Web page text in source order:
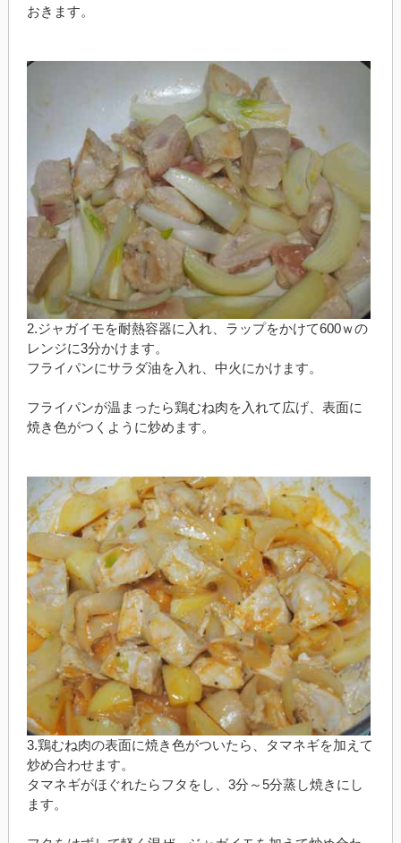
おきます。
2.ジャガイモを耐熱容器に入れ、ラップをかけて600ｗの
レンジに3分かけます。
フライパンにサラダ油を入れ、中火にかけます。
フライパンが温まったら鶏むね肉を入れて広げ、表面に
焼き色がつくように炒めます。
3.鶏むね肉の表面に焼き色がついたら、タマネギを加えて
炒め合わせます。
タマネギがほぐれたらフタをし、3分～5分蒸し焼きにし
ます。